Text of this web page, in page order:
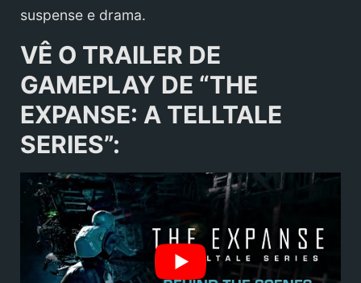
suspense e drama.
VÊ O TRAILER DE
GAMEPLAY DE “THE
EXPANSE: A TELLTALE
SERIES”: